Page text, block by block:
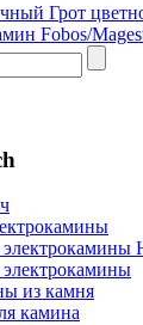
Грот
Fobos/
электрокамины
из камня
камина